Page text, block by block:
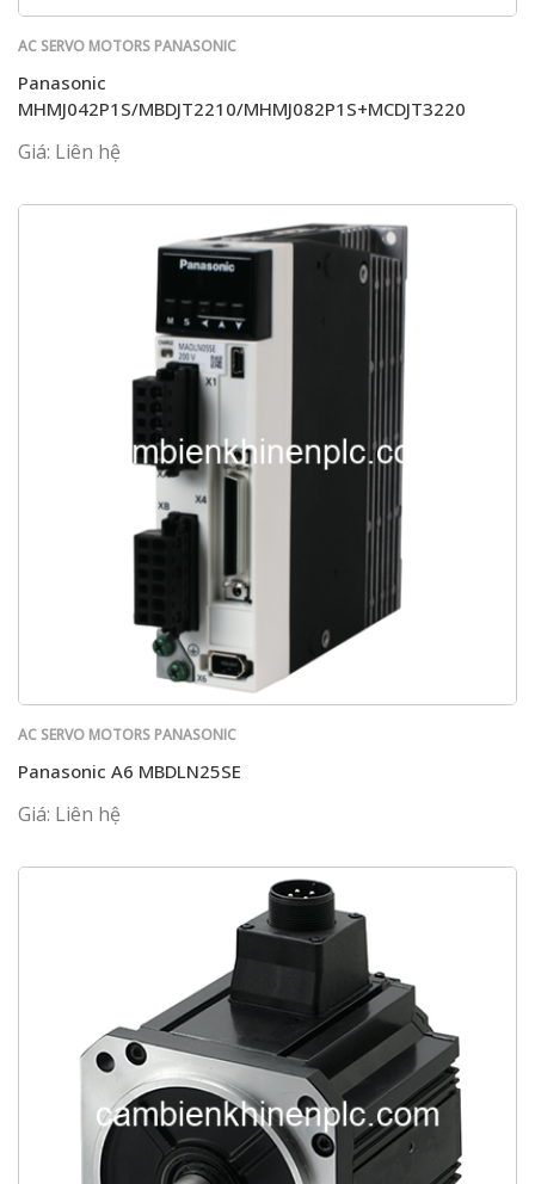
AC SERVO MOTORS PANASONIC
Panasonic
MHMJ042P1S/MBDJT2210/MHMJ082P1S+MCDJT3220
Giá: Liên hệ
AC SERVO MOTORS PANASONIC
Panasonic A6 MBDLN25SE
Giá: Liên hệ